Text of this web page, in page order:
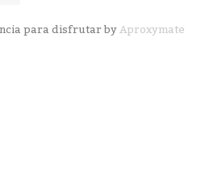
para disfrutar by Aproxymate